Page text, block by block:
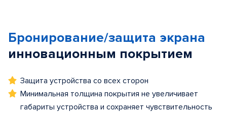
Бронирование/защита экрана
инновационным покрытием
Защита устройства со всех сторон
Минимальная толщина покрытия не увеличивает
габариты устройства и сохраняет чувствительность